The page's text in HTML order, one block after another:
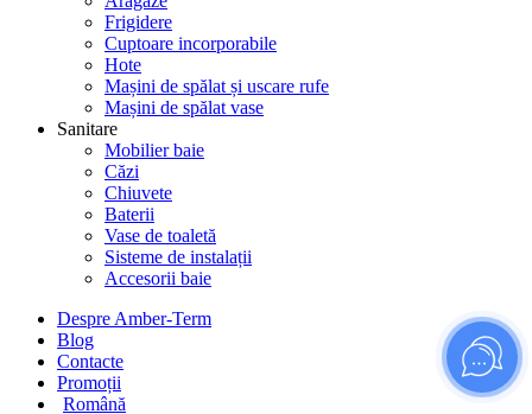
Frigidere
Cuptoare incorporabile
Hote
Mașini de spălat și uscare rufe
Mașini de spălat vase
Sanitare
Mobilier baie
Căzi
Chiuvete
Baterii
Vase de toaletă
Sisteme de instalații
Accesorii baie
Despre Amber-Term
Blog
Contacte
Promoții
Română